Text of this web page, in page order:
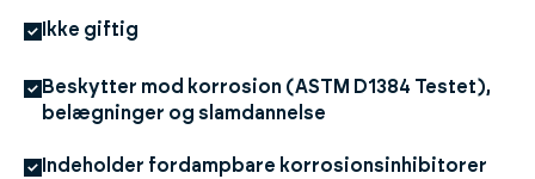
Ikke giftig
Beskytter mod korrosion (ASTM D1384 Testet),
belægninger og slamdannelse
Indeholder fordampbare korrosionsinhibitorer